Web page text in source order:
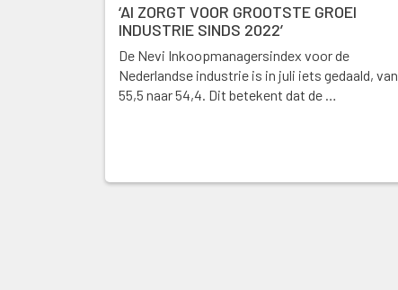
‘AI ZORGT VOOR GROOTSTE GROEI
INDUSTRIE SINDS 2022’
De Nevi Inkoopmanagersindex voor de
Nederlandse industrie is in juli iets gedaald, van
55,5 naar 54,4. Dit betekent dat de …